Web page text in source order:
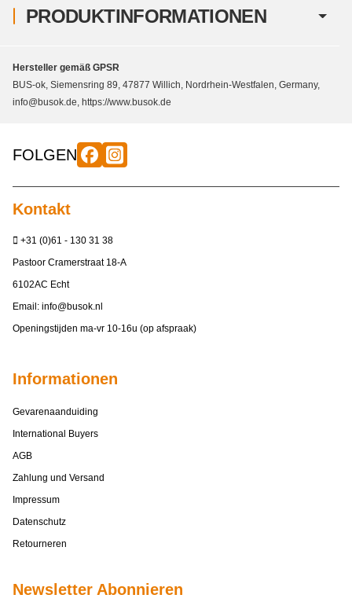
PRODUKTINFORMATIONEN
Hersteller gemäß GPSR
BUS-ok, Siemensring 89, 47877 Willich, Nordrhein-Westfalen, Germany,
info@busok.de, https://www.busok.de
FOLGEN
Kontakt
+31 (0)61 - 130 31 38
Pastoor Cramerstraat 18-A
6102AC Echt
Email: info@busok.nl
Openingstijden ma-vr 10-16u (op afspraak)
Informationen
Gevarenaanduiding
International Buyers
AGB
Zahlung und Versand
Impressum
Datenschutz
Retourneren
Newsletter Abonnieren